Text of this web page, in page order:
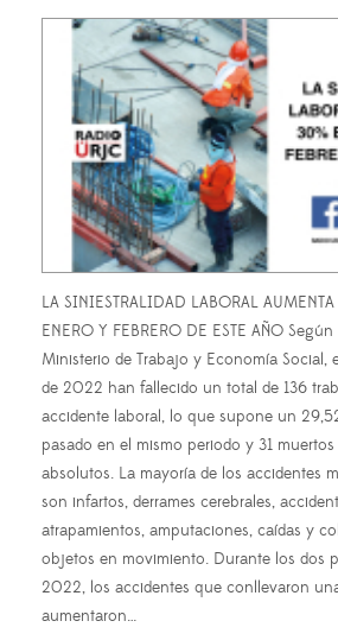
LA SINIESTRALIDAD LABORAL
ENERO Y FEBRERO DE ESTE AÑO
Ministerio de Trabajo y Economía Social,
de 2022 han fallecido un total de 136
accidente laboral, lo que supone un
pasado en el mismo periodo y 31
absolutos. La mayoría de los accidentes
son infartos, derrames cerebrales,
atrapamientos, amputaciones, caídas y
objetos en movimiento. Durante los dos
2022, los accidentes que conllevaron
aumentaron…